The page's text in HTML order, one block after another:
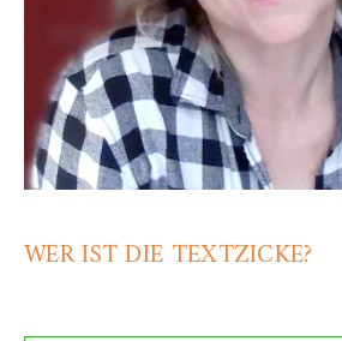
WER IST DIE TEXTZICKE?